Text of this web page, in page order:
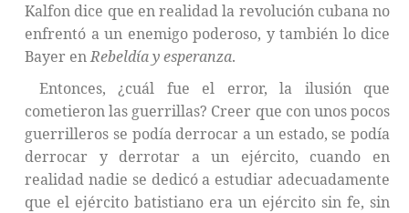
Kalfon dice que en realidad la revolución cubana no
enfrentó a un enemigo poderoso, y también lo dice
Bayer enRebeldía y esperanza.
Entonces, ¿cuál fue el error, la ilusión que
cometieron las guerrillas? Creer que con unos pocos
guerrilleros se podía derrocar a un estado, se podía
derrocar y derrotar a un ejército, cuando en
realidad nadie se dedicó a estudiar adecuadamente
que el ejército batistiano era un ejército sin fe, sin